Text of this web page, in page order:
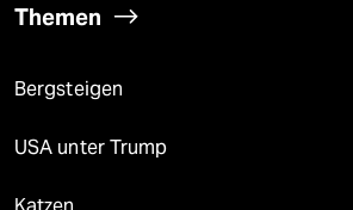
Themen
Bergsteigen
USA unter Trump